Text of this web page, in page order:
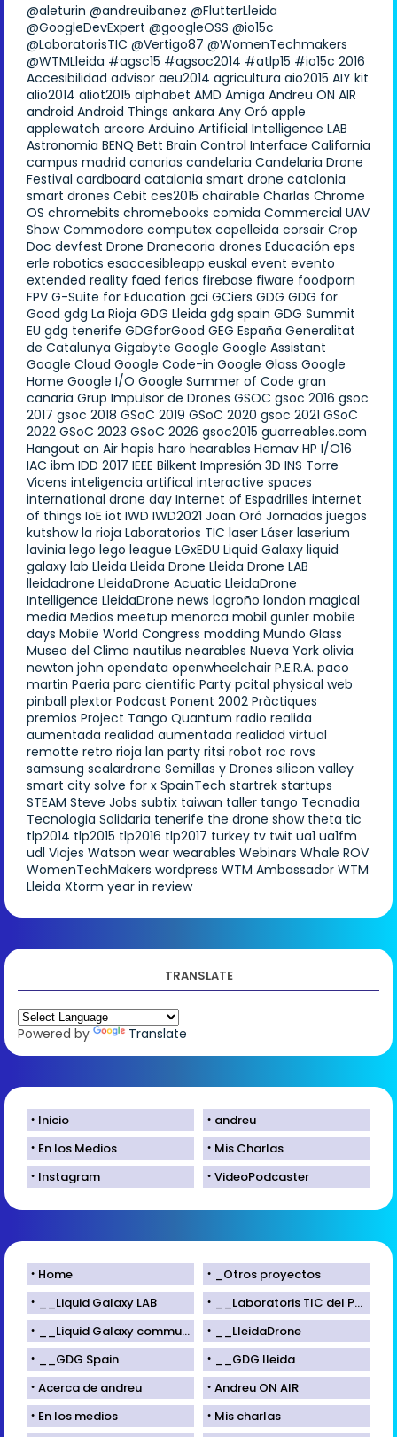
@aleturin @andreuibanez @FlutterLleida
@GoogleDevExpert @googleOSS @io15c
@LaboratorisTIC @Vertigo87 @WomenTechmakers
@WTMLleida #agsc15 #agsoc2014 #atlp15 #io15c 2016
Accesibilidad advisor aeu2014 agricultura aio2015 AIY kit
alio2014 aliot2015 alphabet AMD Amiga Andreu ON AIR
android Android Things ankara Any Oró apple
applewatch arcore Arduino Artificial Intelligence LAB
Astronomia BENQ Bett Brain Control Interface California
campus madrid canarias candelaria Candelaria Drone
Festival cardboard catalonia smart drone catalonia
smart drones Cebit ces2015 chairable Charlas Chrome
OS chromebits chromebooks comida Commercial UAV
Show Commodore computex copelleida corsair Crop
Doc devfest Drone Dronecoria drones Educación eps
erle robotics esaccesibleapp euskal event evento
extended reality faed ferias firebase fiware foodporn
FPV G-Suite for Education gci GCiers GDG GDG for
Good gdg La Rioja GDG Lleida gdg spain GDG Summit
EU gdg tenerife GDGforGood GEG España Generalitat
de Catalunya Gigabyte Google Google Assistant
Google Cloud Google Code-in Google Glass Google
Home Google I/O Google Summer of Code gran
canaria Grup Impulsor de Drones GSOC gsoc 2016 gsoc
2017 gsoc 2018 GSoC 2019 GSoC 2020 gsoc 2021 GSoC
2022 GSoC 2023 GSoC 2026 gsoc2015 guarreables.com
Hangout on Air hapis haro hearables Hemav HP I/O16
IAC ibm IDD 2017 IEEE Bilkent Impresión 3D INS Torre
Vicens inteligencia artifical interactive spaces
international drone day Internet of Espadrilles internet
of things IoE iot IWD IWD2021 Joan Oró Jornadas juegos
kutshow la rioja Laboratorios TIC laser Láser laserium
lavinia lego lego league LGxEDU Liquid Galaxy liquid
galaxy lab Lleida Lleida Drone Lleida Drone LAB
lleidadrone LleidaDrone Acuatic LleidaDrone
Intelligence LleidaDrone news logroño london magical
media Medios meetup menorca mobil gunler mobile
days Mobile World Congress modding Mundo Glass
Museo del Clima nautilus nearables Nueva York olivia
newton john opendata openwheelchair P.E.R.A. paco
martin Paeria parc cientific Party pcital physical web
pinball plextor Podcast Ponent 2002 Pràctiques
premios Project Tango Quantum radio realida
aumentada realidad aumentada realidad virtual
remotte retro rioja lan party ritsi robot roc rovs
samsung scalardrone Semillas y Drones silicon valley
smart city solve for x SpainTech startrek startups
STEAM Steve Jobs subtix taiwan taller tango Tecnadia
Tecnologia Solidaria tenerife the drone show theta tic
tlp2014 tlp2015 tlp2016 tlp2017 turkey tv twit ua1 ua1fm
udl Viajes Watson wear wearables Webinars Whale ROV
WomenTechMakers wordpress WTM Ambassador WTM
Lleida Xtorm year in review
TRANSLATE
Powered by Translate
Inicio
andreu
En los Medios
Mis Charlas
Instagram
VideoPodcaster
Home
_Otros proyectos
__Liquid Galaxy LAB
__Laboratoris TIC del Parc Científic de Lleida
__Liquid Galaxy community
__LleidaDrone
__GDG Spain
__GDG lleida
Acerca de andreu
Andreu ON AIR
En los medios
Mis charlas